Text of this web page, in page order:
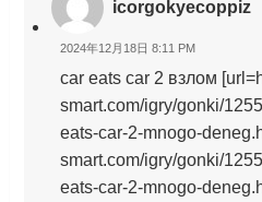
icorgokyecoppiz
2024年12月18日 8:11 PM
car eats car 2 взлом
smart.com/igry/gonki/
eats-car-2-mnogo-
smart.com/igry/gonki/
eats-car-2-mnogo-